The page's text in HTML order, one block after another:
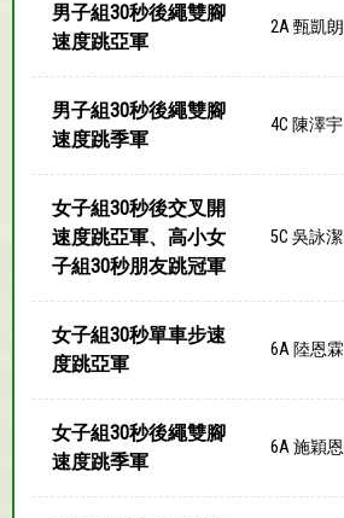
男子組30秒後繩雙腳
速度跳亞軍
2A 甄凱朗
男子組30秒後繩雙腳
速度跳季軍
4C 陳澤宇
女子組30秒後交叉開
速度跳亞軍、高小女
子組30秒朋友跳冠軍
5C 吳詠潔
女子組30秒單車步速
度跳亞軍
6A 陸恩霖
女子組30秒後繩雙腳
速度跳季軍
6A 施穎恩